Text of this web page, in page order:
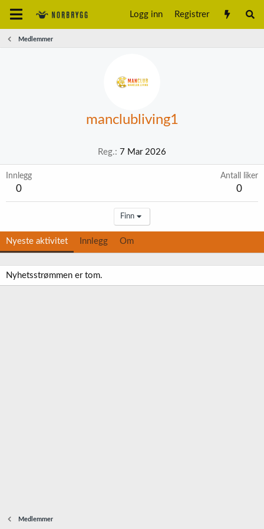
Logg inn Registrer
Medlemmer
manclubliving1
Reg. 7 Mar 2026
Innlegg
0
Antall liker
0
Finn
Nyeste aktivitet Innlegg Om
Nyhetsstrømmen er tom.
Medlemmer